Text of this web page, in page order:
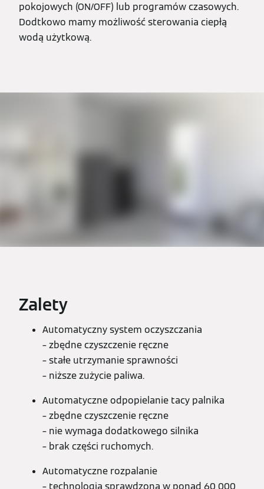
pokojowych (ON/OFF) lub programów czasowych.
Dodtkowo mamy możliwość sterowania ciepłą
wodą użytkową.
Zalety
Automatyczny system oczyszczania
– zbędne czyszczenie ręczne
– stałe utrzymanie sprawności
– niższe zużycie paliwa.
Automatyczne odpopielanie tacy palnika
– zbędne czyszczenie ręczne
– nie wymaga dodatkowego silnika
– brak części ruchomych.
Automatyczne rozpalanie
– technologia sprawdzona w ponad 60 000